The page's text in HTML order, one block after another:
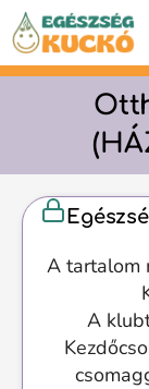
Kilépés
tartalomba
A tartalom
A